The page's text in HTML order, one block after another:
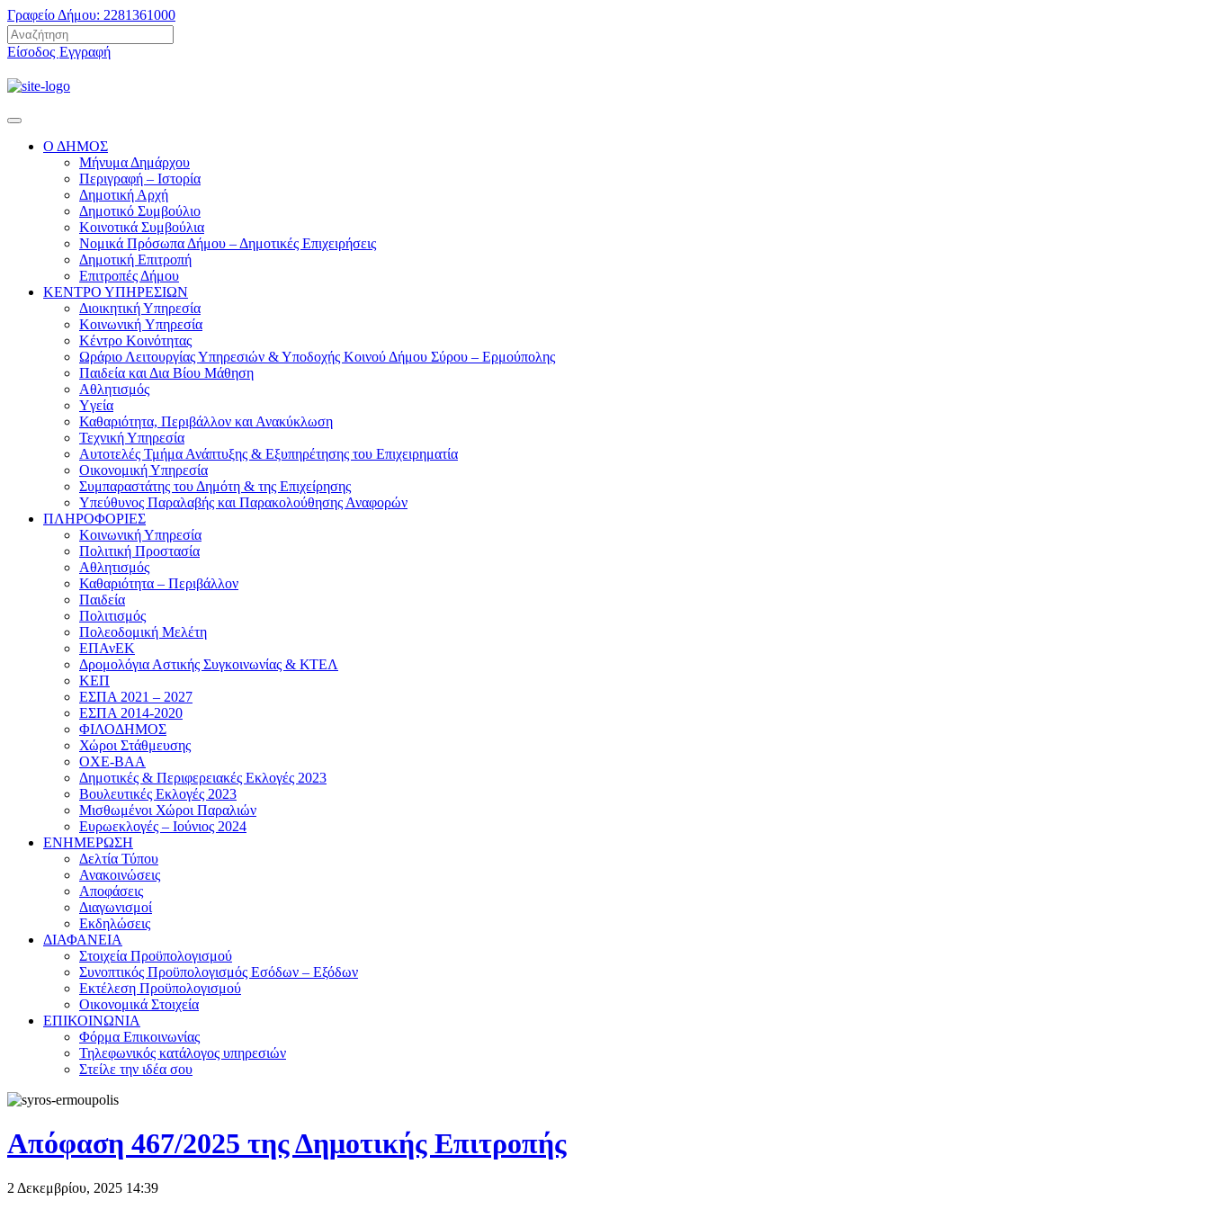
Γραφείο Δήμου: 2281361000
Είσοδος Εγγραφή
Ο ΔΗΜΟΣ
Μήνυμα Δημάρχου
Περιγραφή – Ιστορία
Δημοτική Αρχή
Δημοτικό Συμβούλιο
Κοινοτικά Συμβούλια
Νομικά Πρόσωπα Δήμου – Δημοτικές Επιχειρήσεις
Δημοτική Επιτροπή
Επιτροπές Δήμου
ΚΕΝΤΡΟ ΥΠΗΡΕΣΙΩΝ
Διοικητική Υπηρεσία
Κοινωνική Yπηρεσία
Κέντρο Κοινότητας
Ωράριο Λειτουργίας Υπηρεσιών & Υποδοχής Κοινού Δήμου Σύρου – Ερμούπολης
Παιδεία και Δια Βίου Μάθηση
Αθλητισμός
Yγεία
Καθαριότητα, Περιβάλλον και Ανακύκλωση
Τεχνική Υπηρεσία
Αυτοτελές Τμήμα Ανάπτυξης & Εξυπηρέτησης του Επιχειρηματία
Οικονομική Υπηρεσία
Συμπαραστάτης του Δημότη & της Επιχείρησης
Υπεύθυνος Παραλαβής και Παρακολούθησης Αναφορών
ΠΛΗΡΟΦΟΡΙΕΣ
Κοινωνική Υπηρεσία
Πολιτική Προστασία
Αθλητισμός
Καθαριότητα – Περιβάλλον
Παιδεία
Πολιτισμός
Πολεοδομική Μελέτη
ΕΠΑνΕΚ
Δρομολόγια Αστικής Συγκοινωνίας & ΚΤΕΛ
ΚΕΠ
ΕΣΠΑ 2021 – 2027
ΕΣΠΑ 2014-2020
ΦΙΛΟΔΗΜΟΣ
Χώροι Στάθμευσης
ΟΧΕ-ΒΑΑ
Δημοτικές & Περιφερειακές Εκλογές 2023
Βουλευτικές Εκλογές 2023
Μισθωμένοι Χώροι Παραλιών
Ευρωεκλογές – Ιούνιος 2024
ΕΝΗΜΕΡΩΣΗ
Δελτία Τύπου
Ανακοινώσεις
Αποφάσεις
Διαγωνισμοί
Εκδηλώσεις
ΔΙΑΦΑΝΕΙΑ
Στοιχεία Προϋπολογισμού
Συνοπτικός Προϋπολογισμός Εσόδων – Εξόδων
Εκτέλεση Προϋπολογισμού
Οικονομικά Στοιχεία
ΕΠΙΚΟΙΝΩΝΙΑ
Φόρμα Επικοινωνίας
Τηλεφωνικός κατάλογος υπηρεσιών
Στείλε την ιδέα σου
Απόφαση 467/2025 της Δημοτικής Επιτροπής
2 Δεκεμβρίου, 2025 14:39